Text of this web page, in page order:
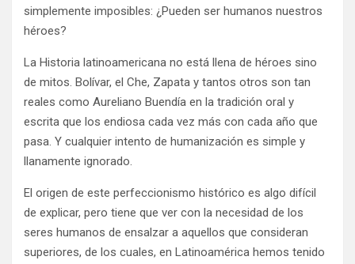
simplemente imposibles: ¿Pueden ser humanos nuestros
héroes?
La Historia latinoamericana no está llena de héroes sino
de mitos. Bolívar, el Che, Zapata y tantos otros son tan
reales como Aureliano Buendía en la tradición oral y
escrita que los endiosa cada vez más con cada año que
pasa. Y cualquier intento de humanización es simple y
llanamente ignorado.
El origen de este perfeccionismo histórico es algo difícil
de explicar, pero tiene que ver con la necesidad de los
seres humanos de ensalzar a aquellos que consideran
superiores, de los cuales, en Latinoamérica hemos tenido